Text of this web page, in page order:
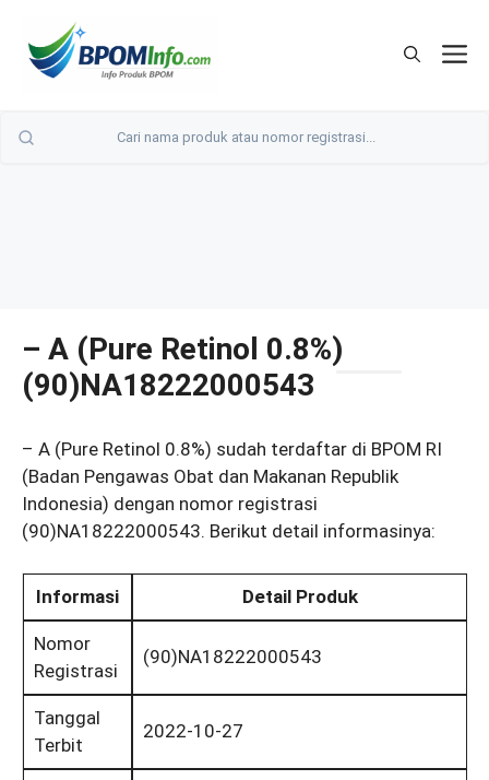
– A (Pure Retinol 0.8%)
(90)NA18222000543
– A (Pure Retinol 0.8%) sudah terdaftar di BPOM RI
(Badan Pengawas Obat dan Makanan Republik
Indonesia) dengan nomor registrasi
(90)NA18222000543. Berikut detail informasinya:
Informasi Detail Produk
Nomor
Registrasi
(90)NA18222000543
Tanggal
Terbit
2022-10-27